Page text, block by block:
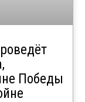
Победы